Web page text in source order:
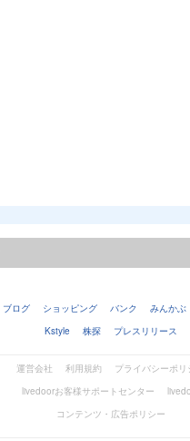
ブログ ショッピング バンク みんかぶ
Kstyle
株探 プレスリリース
運営会社 利用規約
プライバシーポリ
livedoorお客様サポートセンター
コンテンツ・広告ポリシー